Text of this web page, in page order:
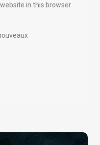
in this browser